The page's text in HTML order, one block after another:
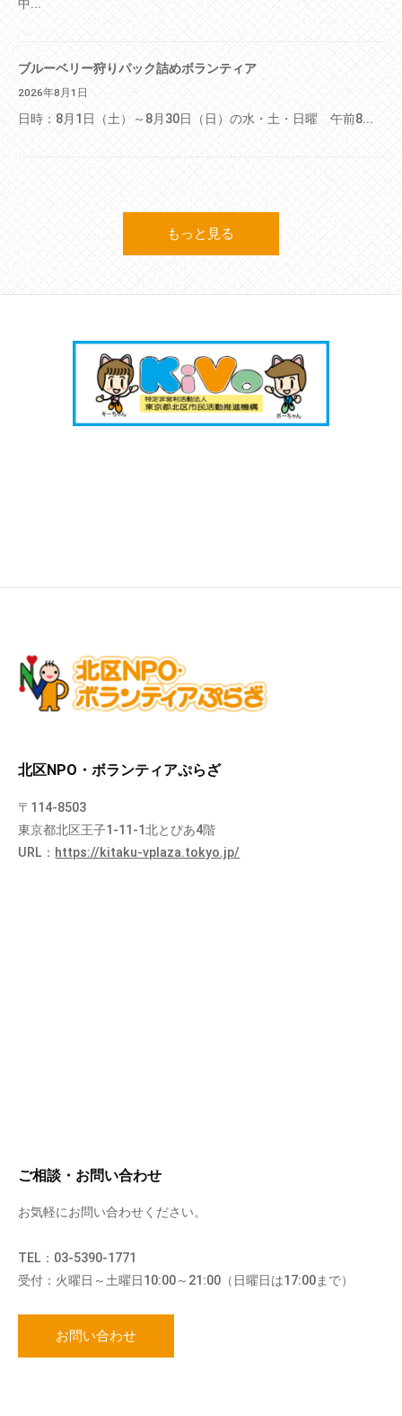
中...
ブルーベリー狩りパック詰めボランティア
2026年8月1日
日時：8月1日（土）～8月30日（日）の水・土・日曜 午前8...
もっと見る
北区NPO・ボランティアぷらざ
〒114-8503
東京都北区王子1-11-1北とぴあ4階
URL： https://kitaku-vplaza.tokyo.jp/
ご相談・お問い合わせ
お気軽にお問い合わせください。
TEL：03-5390-1771
受付：火曜日～土曜日10:00～21:00（日曜日は17:00まで）
お問い合わせ